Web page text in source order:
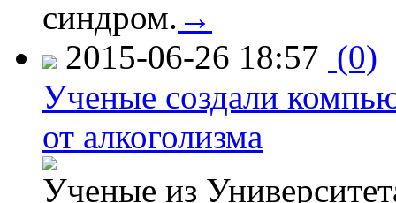
синдром. →
2015-06-26 18:57 (0)
Ученые создали
от алкоголизма
Ученые из